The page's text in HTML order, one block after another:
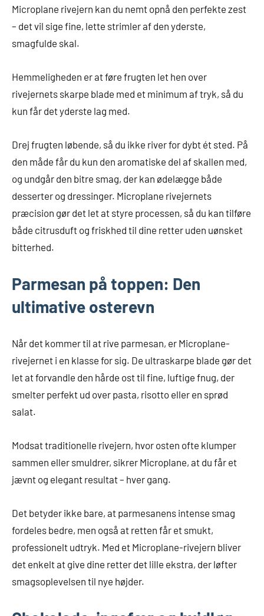
Microplane rivejern kan du nemt opnå den perfekte zest
– det vil sige fine, lette strimler af den yderste,
smagfulde skal.
Hemmeligheden er at føre frugten let hen over
rivejernets skarpe blade med et minimum af tryk, så du
kun får det yderste lag med.
Drej frugten løbende, så du ikke river for dybt ét sted. På
den måde får du kun den aromatiske del af skallen med,
og undgår den bitre smag, der kan ødelægge både
desserter og dressinger. Microplane rivejernets
præcision gør det let at styre processen, så du kan tilføre
både citrusduft og friskhed til dine retter uden uønsket
bitterhed.
Parmesan på toppen: Den
ultimative osterevn
Når det kommer til at rive parmesan, er Microplane-
rivejernet i en klasse for sig. De ultraskarpe blade gør det
let at forvandle den hårde ost til fine, luftige fnug, der
smelter perfekt ud over pasta, risotto eller en sprød
salat.
Modsat traditionelle rivejern, hvor osten ofte klumper
sammen eller smuldrer, sikrer Microplane, at du får et
jævnt og elegant resultat – hver gang.
Det betyder ikke bare, at parmesanens intense smag
fordeles bedre, men også at retten får et smukt,
professionelt udtryk. Med et Microplane-rivejern bliver
det enkelt at give dine retter det lille ekstra, der løfter
smagsoplevelsen til nye højder.